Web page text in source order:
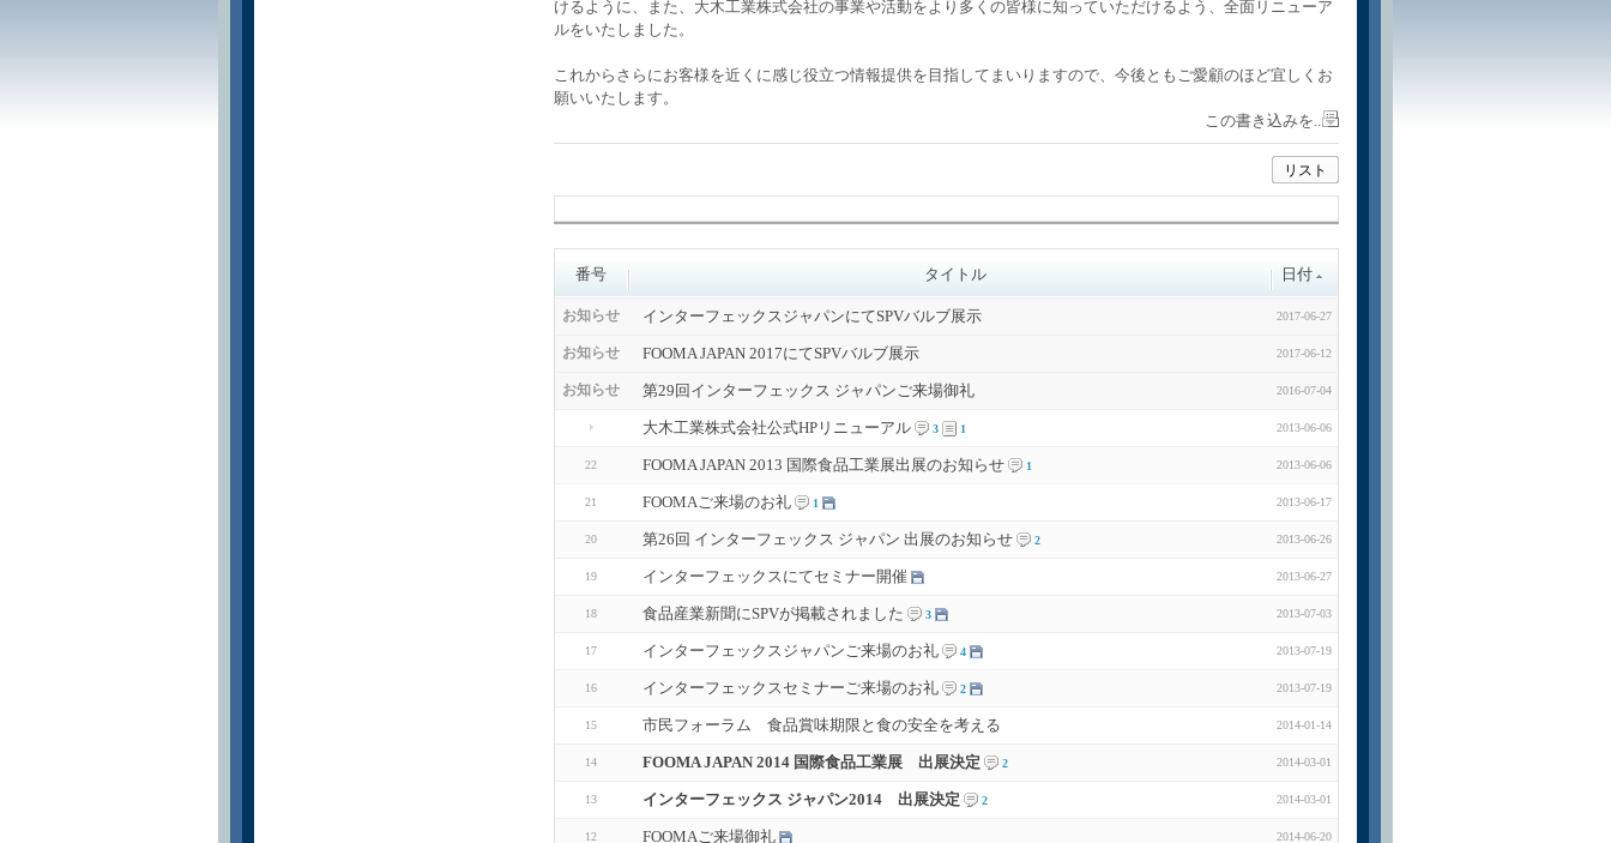
けるように、また、大木工業株式会社の事業や活動をより多くの皆様に知っていただけるよう、全面リニューア
ルをいたしまし た。
これからさらにお客様を近くに感じ役立つ情報提供を目指してまいりますので、今後ともご愛顧のほど宜しくお
願いいたします。
この書き込みを..
リスト
番号 タイトル 日付
お知らせ インターフェックスジャパンにてSPVバルブ展示 2017-06-27
お知らせ FOOMA JAPAN 2017にてSPVバルブ展示 2017-06-12
お知らせ 第29回インターフェックス ジャパンご来場御礼 2016-07-04
大木工業株式会社公式HPリニューアル 3 1 2013-06-06
22 FOOMA JAPAN 2013 国際食品工業展出展のお知らせ 1 2013-06-06
21 FOOMAご来場のお礼 1 2013-06-17
20 第26回 インターフェックス ジャパン 出展のお知らせ 2 2013-06-26
19 インターフェックスにてセミナー開催 2013-06-27
18 食品産業新聞にSPVが掲載されました 3 2013-07-03
17 インターフェックスジャパンご来場のお礼 4 2013-07-19
16 インターフェックスセミナーご来場のお礼 2 2013-07-19
15 市民フォーラム 食品賞味期限と食の安全を考える 2014-01-14
14 FOOMA JAPAN 2014 国際食品工業展 出展決定 2 2014-03-01
13 インターフェックス ジャパン2014 出展決定 2 2014-03-01
12 FOOMAご来場御礼 2014-06-20